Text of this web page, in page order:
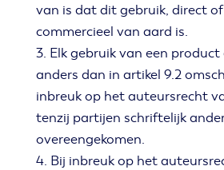
van is dat dit gebruik, direct
commercieel van aard is.
3. Elk gebruik van een
anders dan in artikel 9.2
inbreuk op het auteursrecht
tenzij partijen schriftelijk
overeengekomen.
4. Bij inbreuk op het